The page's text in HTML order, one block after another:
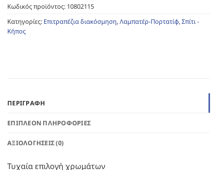
Κωδικός προϊόντος: 10802115
Κατηγορίες: Επιτραπέζια διακόσμηση,Λαμπατέρ-Πορτατίφ,Σπίτι -
Κήπος
ΠΕΡΙΓΡΑΦΉ
ΕΠΙΠΛΈΟΝ ΠΛΗΡΟΦΟΡΊΕΣ
ΑΞΙΟΛΟΓΉΣΕΙΣ (0)
Τυχαία επιλογή χρωμάτων